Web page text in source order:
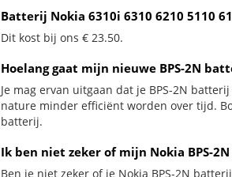
Batterij Nokia 6310i 6310 6210 5110
Dit kost bij ons € 23.50.
Hoelang gaat mijn nieuwe BPS-2N
Je mag ervan uitgaan dat je BPS-2N
nature minder efficiënt worden over tijd.
batterij.
Ik ben niet zeker of mijn Nokia BPS-
Ben je niet zeker of je Nokia BPS-2N